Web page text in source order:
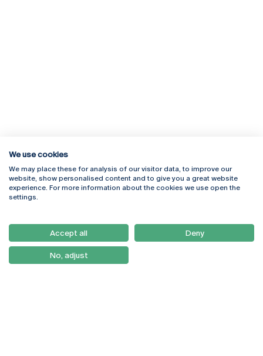
Rua Diogo Botelho 1327
4169-005 Porto
+351 226 196 240
Campus Online
Webmail
Como Chegar
Newsletter
We use cookies
We may place these for analysis of our visitor data, to improve our
website, show personalised content and to give you a great website
experience. For more information about the cookies we use open the
settings.
Accept all Deny
No, adjust